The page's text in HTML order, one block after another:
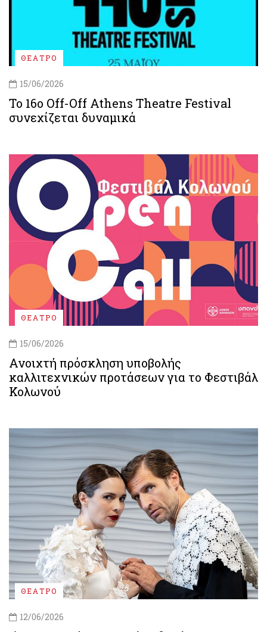
ΘΕΑΤΡΟ
15/06/2026
Το 16ο Off-Off Athens Theatre Festival
συνεχίζεται δυναμικά
ΘΕΑΤΡΟ
15/06/2026
Ανοιχτή πρόσκληση υποβολής
καλλιτεχνικών προτάσεων για το Φεστιβάλ
Κολωνού
ΘΕΑΤΡΟ
12/06/2026